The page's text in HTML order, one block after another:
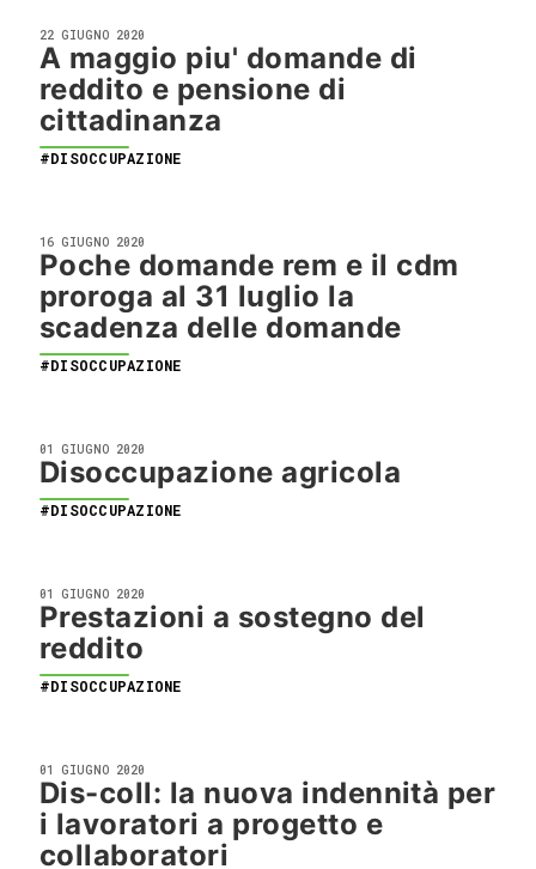
22 GIUGNO 2020
A maggio piu' domande di
reddito e pensione di
cittadinanza
#DISOCCUPAZIONE
16 GIUGNO 2020
Poche domande rem e il cdm
proroga al 31 luglio la
scadenza delle domande
#DISOCCUPAZIONE
01 GIUGNO 2020
Disoccupazione agricola
#DISOCCUPAZIONE
01 GIUGNO 2020
Prestazioni a sostegno del
reddito
#DISOCCUPAZIONE
01 GIUGNO 2020
Dis-coll: la nuova indennità per
i lavoratori a progetto e
collaboratori